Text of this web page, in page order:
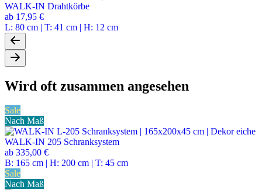
WALK-IN Drahtkörbe
ab 17,95 €
L: 80 cm | T: 41 cm | H: 12 cm
Wird oft zusammen angesehen
Sale
Nach Maß
WALK-IN 205 Schranksystem
ab 335,00 €
B: 165 cm | H: 200 cm | T: 45 cm
Sale
Nach Maß